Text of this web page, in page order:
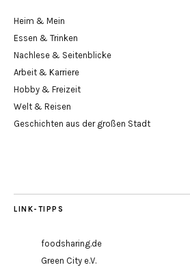
Heim & Mein
Essen & Trinken
Nachlese & Seitenblicke
Arbeit & Karriere
Hobby & Freizeit
Welt & Reisen
Geschichten aus der großen Stadt
LINK-TIPPS
foodsharing.de
Green City e.V.